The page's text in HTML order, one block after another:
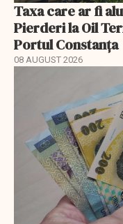
Taxa care ar fi
Pierderi la Oil
Portul Constanța
08 AUGUST 2026